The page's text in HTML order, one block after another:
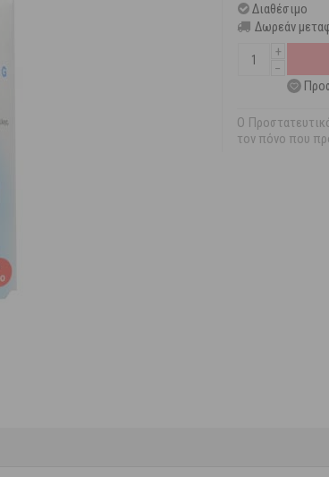
Διαθέσιμο
Δωρεάν
+
−
O
τον πόνο που